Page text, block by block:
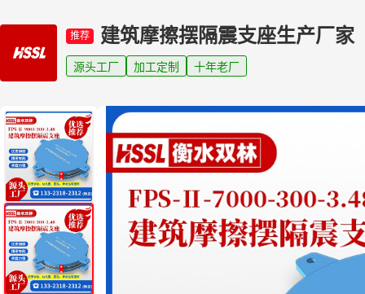
推荐 建筑摩擦摆隔震支座生产厂家
源头工厂 加工定制 十年老厂